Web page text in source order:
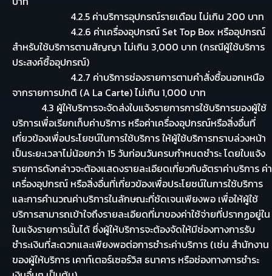
4.2.5 ค่าบริการอุปกรณ์รายเดือน ไม่เกิน 200 บาท
4.2.6 ค่าเครื่องอุปกรณ์ Set Top Box หรืออุปกรณ์
สำหรับใช้บริการตามสัญญา ไม่เกิน 3,000 บาท (กรณีผู้ใช้บริการ
ประสงค์ซื้ออุปกรณ์)
4.2.7 ค่าบริการช่องรายการตามคำสั่งซื้อนอกเหนือ
จากรายการปกติ (A La Carte) ไม่เกิน 1,000 บาท
4.3 ผู้ให้บริการจะจัดส่งใบแจ้งรายการการใช้บริการของผู้ใช้
บริการเพื่อเรียกเก็บค่าบริการ หรือค่าเครื่องอุปกรณ์หรือสิ่งอื่นที่
เกี่ยวข้องเพื่อประโยชน์ในการใช้บริการ ให้ผู้ใช้บริการทราบล่วงหน้า
เป็นระยะเวลาไม่น้อยกว่า 15 วันก่อนวันครบกำหนดชำระ โดยใบแจ้ง
รายการดังกล่าวจะต้องแสดงรายละเอียดเกี่ยวกับอัตราค่าบริการ ค่า
เครื่องอุปกรณ์ หรือสิ่งอื่นที่เกี่ยวข้องเพื่อประโยชน์ในการใช้บริการ
และการคำนวณค่าบริการในลักษณะที่ชัดเจนเพียงพอ เพื่อให้ผู้ใช้
บริการสามารถเข้าใจถึงรายละเอียดที่มาของค่าใช้จ่ายที่ปรากฏอยู่ใน
ใบแจ้งรายการนั้นได้ ซึ่งผู้ให้บริการจะต้องจัดให้มีช่องทางการรับ
ชำระเงินที่สะดวกและเพียงพอต่อการชำระค่าบริการ (เช่น สำนักงาน
ของผู้ให้บริการ เคาท์เตอร์เซอร์วิส ธนาคาร หรือช่องทางการชำระ